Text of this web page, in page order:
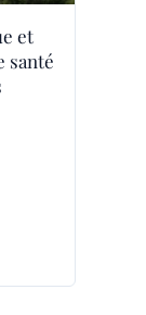
et
santé